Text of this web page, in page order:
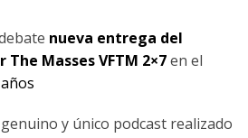
nueva entrega del
The Masses VFTM 2×7en el
y único podcast realizado